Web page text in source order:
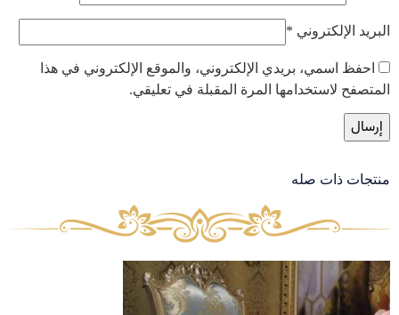
البريد الإلكتروني *
احفظ اسمي، بريدي الإلكتروني، والموقع الإلكتروني في هذا
المتصفح لاستخدامها المرة المقبلة في تعليقي.
منتجات ذات صله